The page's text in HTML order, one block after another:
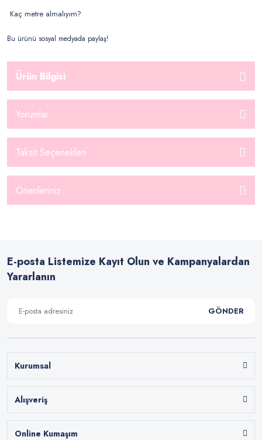
Kaç metre almalıyım?
Bu ürünü sosyal medyada paylaş!
Ürün Bilgisi
Yorumlar
Taksit Seçenekleri
Önerileriniz
E-posta Listemize Kayıt Olun ve Kampanyalardan
Yararlanın
GÖNDER
Kurumsal
Alışveriş
Online Kumaşım